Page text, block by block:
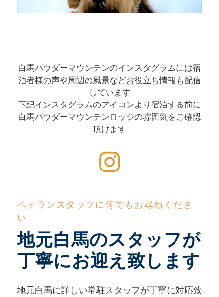
白馬パウダーマウンテンのインスタグラムには宿
泊者様の声や周辺の風景などお役立ち情報も配信
しています
下記インスタグラムのアイコンより宿泊する前に
白馬パウダーマウンテンロッジの雰囲気をご確認
頂けます
ベテランスタッフに何でもお尋ねくださ
い
地元白馬のスタッフが
丁寧にお迎え致します
地元白馬に詳しい常駐スタッフが丁寧に対応致